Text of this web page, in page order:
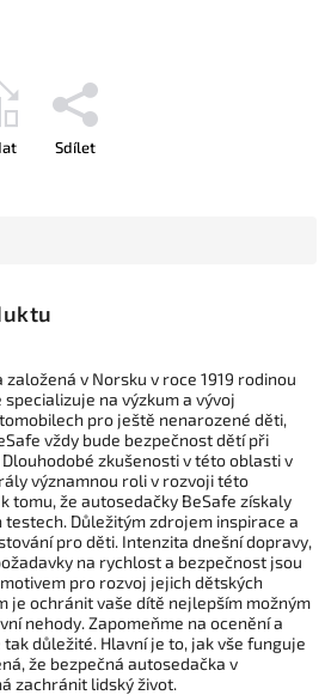
Sdílet
v Norsku v roce 1919 rodinou
specializuje na výzkum a vývoj
pro ještě nenarozené děti,
vždy bude bezpečnost dětí při
zkušenosti v této oblasti v
významnou roli v rozvoji této
tomu, že autosedačky BeSafe získaly
Důležitým zdrojem inspirace a
pro děti. Intenzita dnešní dopravy,
na rychlost a bezpečnost jsou
pro rozvoj jejich dětských
je ochránit vaše dítě nejlepším možným
nehody. Zapomeňme na ocenění a
důležité. Hlavní je to, jak vše funguje
že bezpečná autosedačka v
zachránit lidský život.